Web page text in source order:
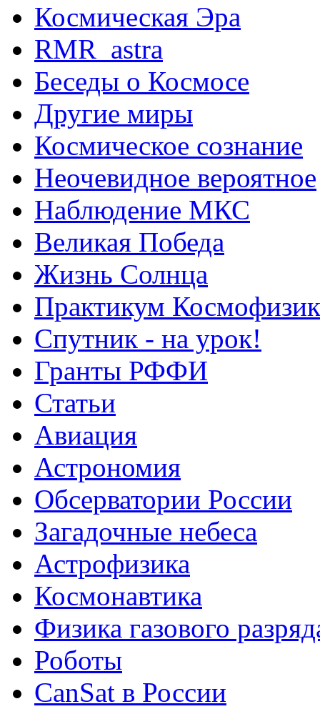
Космическая Эра
RMR_astra
Беседы о Космосе
Другие миры
Космическое сознание
Неочевидное вероятное
Наблюдение МКС
Великая Победа
Жизнь Солнца
Практикум
Спутник - на урок!
Гранты РФФИ
Статьи
Авиация
Астрономия
Обсерватории России
Загадочные небеса
Астрофизика
Космонавтика
Физика газового
Роботы
CanSat в России